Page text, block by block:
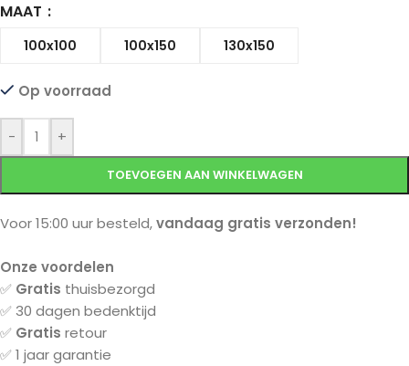
MAAT
100x100 100x150 130x150
Op voorraad
- +
TOEVOEGEN AAN WINKELWAGEN
Voor 15:00 uur besteld,vandaag gratis verzonden!
Onze voordelen
✅ Gratis thuisbezorgd
✅ 30 dagen bedenktijd
✅ Gratis retour
✅ 1 jaar garantie